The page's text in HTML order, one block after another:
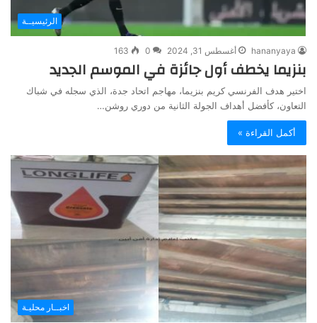
الرئيسيــة
hananyaya أغسطس 31, 2024 0
163
بنزيما يخطف أول جائزة في الموسم الجديد
اختير هدف الفرنسي كريم بنزيما، مهاجم اتحاد جدة، الذي سجله في شباك
التعاون، كأفضل أهداف الجولة الثانية من دوري روشن…
أكمل القراءة »
اخبــار محليـة